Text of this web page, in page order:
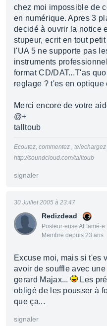
chez moi impossible de
en numérique. Apres 3
decidé à ouvrir la notice
stupeur, ecrit en tout
l'UA 5 ne supporte pas
instruments
format CD/DAT...T'as
reglage ? t'es en optique
Merci encore de votre
@+
talltoub
Ecoutez, commentez ,
http://soundcloud.com/talltoub
signaler
Redizdead
Posteur·euse AFfamé·e
Membre depuis 23 ans
30 Juillet 2005 à 23:47
Excuse moi, mais si t'es
avoir de souffle avec une
gerard Majax...
Les
obligé de les pousser à
que ça...
signaler